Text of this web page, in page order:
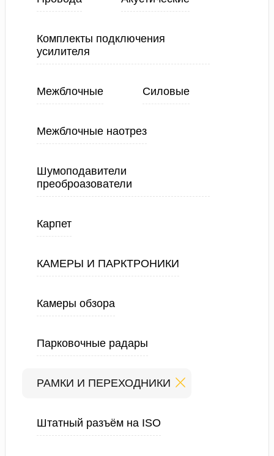
Комплекты подключения
усилителя
Межблочные Силовые
Межблочные наотрез
Шумоподавители
преоброазователи
Карпет
КАМЕРЫ И ПАРКТРОНИКИ
Камеры обзора
Парковочные радары
РАМКИ И ПЕРЕХОДНИКИ
Штатный разъём на ISO